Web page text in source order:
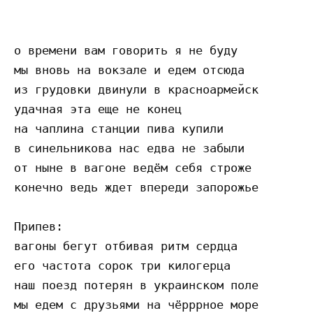
о времени вам говорить я не буду
мы вновь на вокзале и едем отсюда
из грудовки двинули в красноармейск
удачная эта еще не конец
на чаплина станции пива купили
в синельникова нас едва не забыли
от ныне в вагоне ведём себя строже
конечно ведь ждет впереди запорожье
Припев:
вагоны бегут отбивая ритм сердца
его частота сорок три килогерца
наш поезд потерян в украинском поле
мы едем с друзьями на чёрррное море